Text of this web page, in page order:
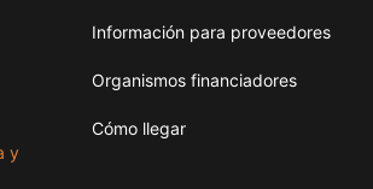
y
Información para proveedores
Organismos financiadores
Cómo llegar